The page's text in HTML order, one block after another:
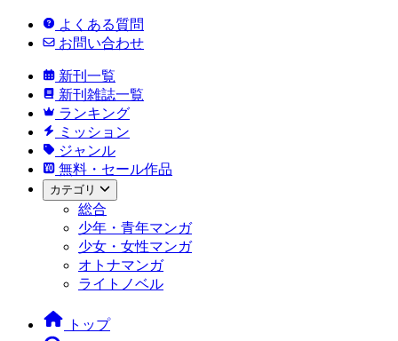
よくある質問
お問い合わせ
新刊一覧
新刊雑誌一覧
ランキング
ミッション
ジャンル
無料・セール作品
カテゴリ
総合
少年・青年マンガ
少女・女性マンガ
オトナマンガ
ライトノベル
トップ